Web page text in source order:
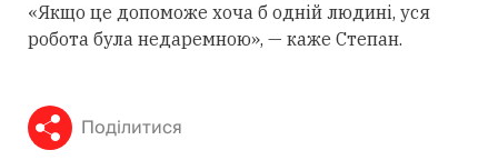
«Якщо це допоможе хоча б одній людині, уся
робота була недаремною», — каже Степан.
Поділитися